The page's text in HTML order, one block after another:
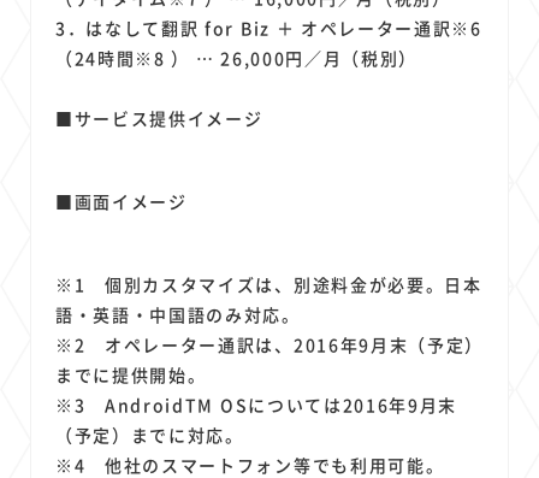
3．はなして翻訳 for Biz ＋ オペレーター通訳※6
（24時間※8 ） … 26,000円／月（税別）
■サービス提供イメージ
■画面イメージ
※1 個別カスタマイズは、別途料金が必要。日本
語・英語・中国語のみ対応。
※2 オペレーター通訳は、2016年9月末（予定）
までに提供開始。
※3 AndroidTM OSについては2016年9月末
（予定）までに対応。
※4 他社のスマートフォン等でも利用可能。